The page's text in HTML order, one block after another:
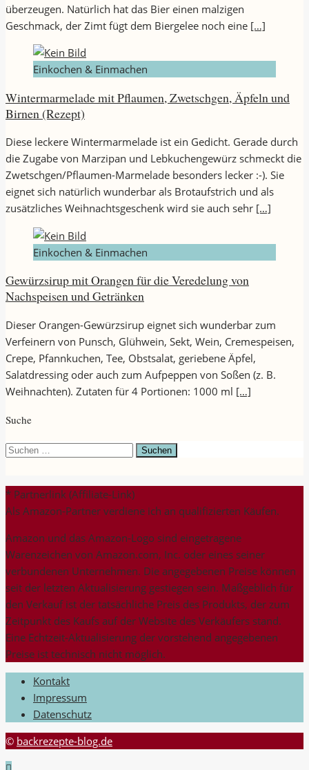
überzeugen. Natürlich hat das Bier einen malzigen
Geschmack, der Zimt fügt dem Biergelee noch eine […]
Einkochen & Einmachen
Wintermarmelade mit Pflaumen, Zwetschgen, Äpfeln und
Birnen (Rezept)
Diese leckere Wintermarmelade ist ein Gedicht. Gerade durch
die Zugabe von Marzipan und Lebkuchengewürz schmeckt die
Zwetschgen/Pflaumen-Marmelade besonders lecker :-). Sie
eignet sich natürlich wunderbar als Brotaufstrich und als
zusätzliches Weihnachtsgeschenk wird sie auch sehr […]
Einkochen & Einmachen
Gewürzsirup mit Orangen für die Veredelung von
Nachspeisen und Getränken
Dieser Orangen-Gewürzsirup eignet sich wunderbar zum
Verfeinern von Punsch, Glühwein, Sekt, Wein, Cremespeisen,
Crepe, Pfannkuchen, Tee, Obstsalat, geriebene Äpfel,
Salatdressing oder auch zum Aufpeppen von Soßen (z. B.
Weihnachten). Zutaten für 4 Portionen: 1000 ml […]
Suche
Suchen
* Partnerlink (Affiliate-Link)
Als Amazon-Partner verdiene ich an qualifizierten Käufen.
Amazon und das Amazon-Logo sind eingetragene
Warenzeichen von Amazon.com, Inc. oder eines seiner
verbundenen Unternehmen. Die angegebenen Preise können
seit der letzten Aktualisierung gestiegen sein. Maßgeblich für
den Verkauf ist der tatsächliche Preis des Produkts, der zum
Zeitpunkt des Kaufs auf der Website des Verkäufers stand.
Eine Echtzeit-Aktualisierung der vorstehend angegebenen
Preise ist technisch nicht möglich.
Kontakt
Impressum
Datenschutz
© backrezepte-blog.de